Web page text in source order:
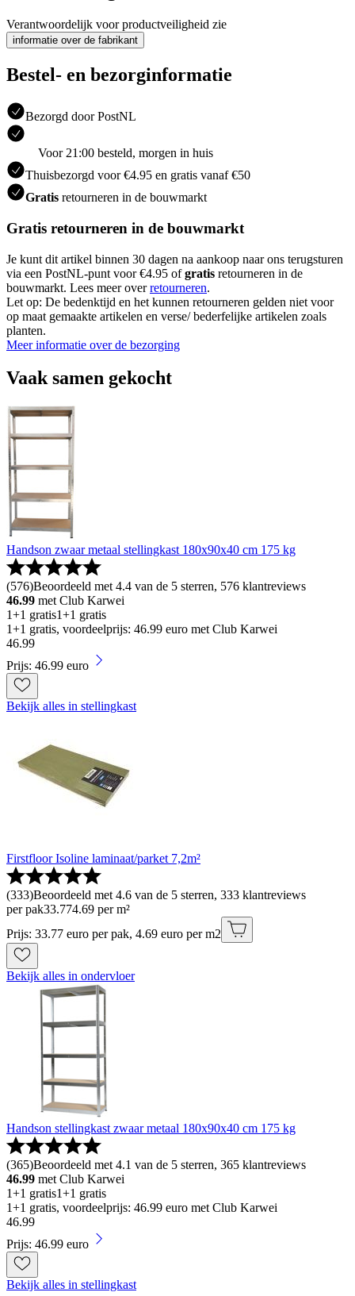
Verantwoordelijk voor productveiligheid zie
informatie over de fabrikant
Bestel- en bezorginformatie
Bezorgd door PostNL
Voor 21:00 besteld, morgen in huis
Thuisbezorgd voor €4.95 en gratis vanaf €50
Gratis retourneren in de bouwmarkt
Gratis retourneren in de bouwmarkt
Je kunt dit artikel binnen 30 dagen na aankoop naar ons terugsturen
via een PostNL-punt voor €4.95 ofgratis retourneren in de
bouwmarkt. Lees meer overretourneren.
Let op: De bedenktijd en het kunnen retourneren gelden niet voor
op maat gemaakte artikelen en verse/ bederfelijke artikelen zoals
planten.
Meer informatie over de bezorging
Vaak samen gekocht
Handson zwaar metaal stellingkast 180x90x40 cm 175 kg
(576)Beoordeeld met 4.4 van de 5 sterren, 576 klantreviews
46.99 met Club Karwei
1+1 gratis1+1 gratis
1+1 gratis, voordeelprijs: 46.99 euro met Club Karwei
46.99
Prijs: 46.99 euro
Bekijk alles in stellingkast
Firstfloor Isoline laminaat/parket 7,2m²
(333)Beoordeeld met 4.6 van de 5 sterren, 333 klantreviews
per pak33.774.69 per m²
Prijs: 33.77 euro per pak, 4.69 euro per m2
Bekijk alles in ondervloer
Handson stellingkast zwaar metaal 180x90x40 cm 175 kg
(365)Beoordeeld met 4.1 van de 5 sterren, 365 klantreviews
46.99 met Club Karwei
1+1 gratis1+1 gratis
1+1 gratis, voordeelprijs: 46.99 euro met Club Karwei
46.99
Prijs: 46.99 euro
Bekijk alles in stellingkast